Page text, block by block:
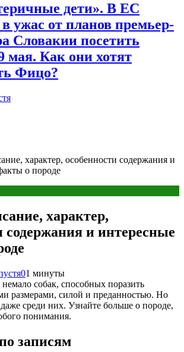
дети». В ЕС
ужас от планов премьер-
Словакии посетить
мая. Как они хотят
Фицо?
характер, особенности содержания и
о породе
характер,
содержания и интересные
01 минуты
собак, способных поразить
размерами, силой и преданностью. Но
среди них. Узнайте больше о породе,
понимания.
записям